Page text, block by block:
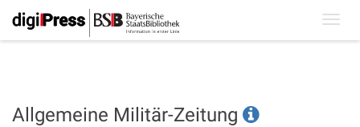
Allgemeine Militär-Zeitung